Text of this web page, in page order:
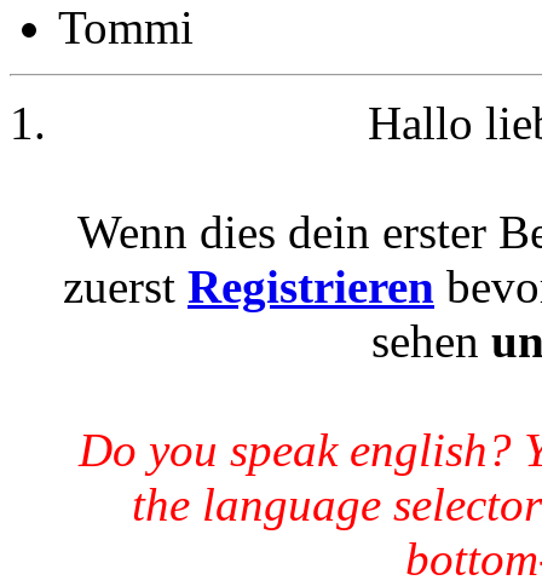
Tommi
Hallo
Wenn dies dein erster
zuerst Registrieren
sehen
Do you speak english?
the language